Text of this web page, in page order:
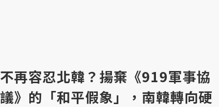
不再容忍北韓？揚棄《919軍事協
議》的「和平假象」，南韓轉向硬